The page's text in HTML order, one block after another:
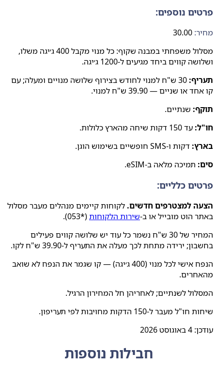
נוספים:
30.00
מסלול משפחתי במבנה שקוף: כל מנוי מקבל 400 ג׳יגה משלו,
קווים ביחד מגיעים ל-1200 ג׳יגה.
30 ש"ח למנוי לחודש בצירוף שלושה מנויים ומעלה; עם
שניים — 39.90 ש"ח למנוי.
שנתיים.
עד 150 דקות שיחה מהארץ כלולות.
דקות ו-SMS חופשיים בשימוש הוגן.
תמיכה מלאה ב-eSIM.
כלליים:
למצטרפים חדשים.לקוחות קיימים מנהלים מעבר מסלול
הוט מובייל או ב-שירות הלקוחות(*053).
המחיר של 30 ש"ח נשמר כל עוד יש שלושה קווים פעילים
ירידה מתחת לכך מעלה את התעריף ל-39.90 ש"ח לקו.
הנפח אישי לכל מנוי (400 ג׳יגה) — קו שגמר את הנפח לא שואב
לשנתיים; לאחריהן חל המחירון הרגיל.
מעבר ל-150 הדקות מחויבות לפי תעריפון.
4 באוגוסט 2026
חבילות נוספות